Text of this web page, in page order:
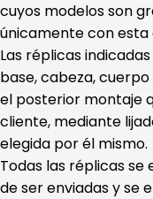
cuyos modelos son
únicamente con esta
Las réplicas
base, cabeza,
el posterior montaje
cliente, mediante
elegida por él mismo.
Todas las réplicas
de ser enviadas y se